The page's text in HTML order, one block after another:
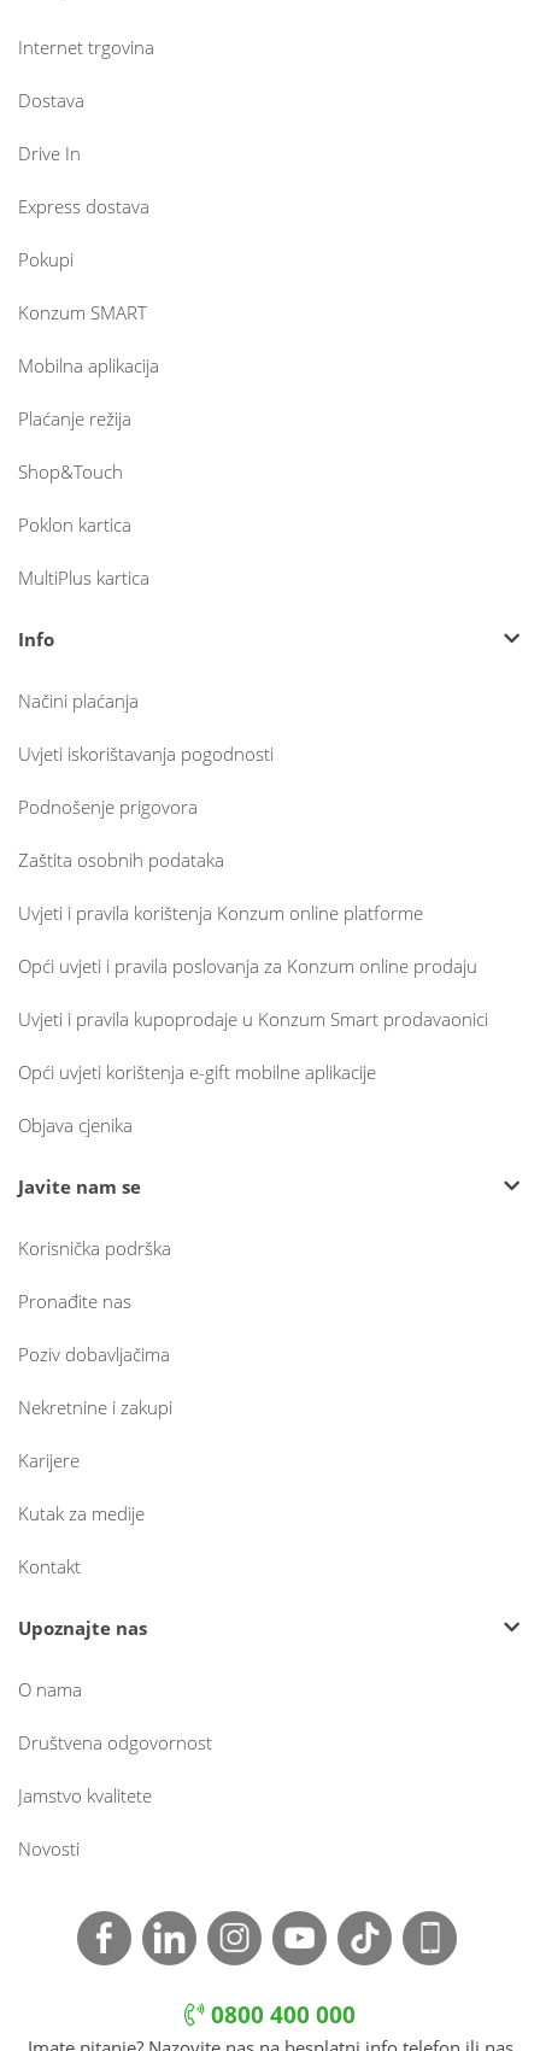
Internet trgovina
Dostava
Drive In
Express dostava
Pokupi
Konzum SMART
Mobilna aplikacija
Plaćanje režija
Shop&Touch
Poklon kartica
MultiPlus kartica
Info
Načini plaćanja
Uvjeti iskorištavanja pogodnosti
Podnošenje prigovora
Zaštita osobnih podataka
Uvjeti i pravila korištenja Konzum online platforme
Opći uvjeti i pravila poslovanja za Konzum online prodaju
Uvjeti i pravila kupoprodaje u Konzum Smart prodavaonici
Opći uvjeti korištenja e-gift mobilne aplikacije
Objava cjenika
Javite nam se
Korisnička podrška
Pronađite nas
Poziv dobavljačima
Nekretnine i zakupi
Karijere
Kutak za medije
Kontakt
Upoznajte nas
O nama
Društvena odgovornost
Jamstvo kvalitete
Novosti
0800 400 000